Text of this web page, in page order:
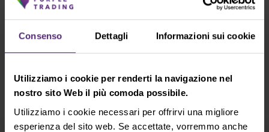
Consenso Dettagli Informazioni sui cookie
Utilizziamo i cookie per renderti la navigazione nel
nostro sito Web il più comoda possibile.
Utilizziamo i cookie necessari per offrirvi una migliore
esperienza del sito web. Se accettate, vorremmo anche
Tutti gli indici valutari sintetici della
piattaforma di trading MT4 di Purple Trading.